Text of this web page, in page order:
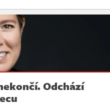
Odchází